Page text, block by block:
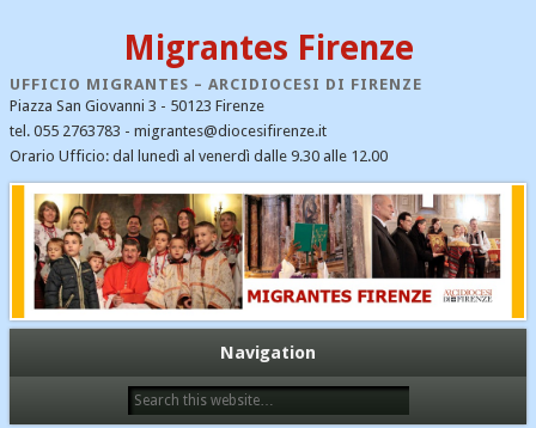
Migrantes Firenze
UFFICIO MIGRANTES – ARCIDIOCESI DI FIRENZE
Piazza San Giovanni 3 - 50123 Firenze
tel. 055 2763783 - migrantes@diocesifirenze.it
Orario Ufficio: dal lunedì al venerdì dalle 9.30 alle 12.00
CATEGORIE
Cristiani nel mondo
Dialogo interreligioso
Emergenza profughi
Fondazione Migrantes
Navigation